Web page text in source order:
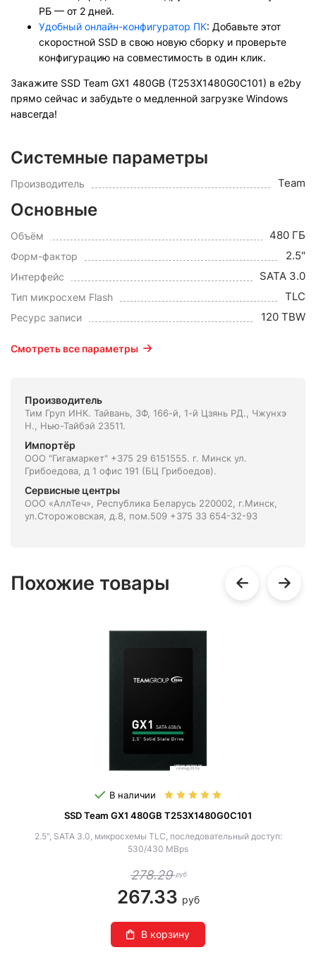
РБ — от 2 дней.
Удобный онлайн-конфигуратор ПК: Добавьте этот
скоростной SSD в свою новую сборку и проверьте
конфигурацию на совместимость в один клик.
Закажите SSD Team GX1 480GB (T253X1480G0C101) в e2by
прямо сейчас и забудьте о медленной загрузке Windows
навсегда!
Системные параметры
Производитель Team
Основные
Объём 480 ГБ
Форм-фактор 2.5"
Интерфейс SATA 3.0
Тип микросхем Flash TLC
Ресурс записи 120 TBW
Смотреть все параметры
Производитель
Тим Груп ИНК. Тайвань, 3Ф, 166-й, 1-й Цзянь РД., Чжунхэ
Н., Нью-Тайбэй 23511.
Импортёр
ООО "Гигамаркет" +375 29 6151555. г. Минск ул.
Грибоедова, д 1 офис 191 (БЦ Грибоедов).
Сервисные центры
ООО «АллТеч», Республика Беларусь 220002, г.Минск,
ул.Сторожовская, д.8, пом.509 +375 33 654-32-93
Похожие товары
В наличии
SSD Team GX1 480GB T253X1480G0C101
2.5", SATA 3.0, микросхемы TLC, последовательный доступ:
530/430 MBps
278.29руб
267.33 руб
В корзину